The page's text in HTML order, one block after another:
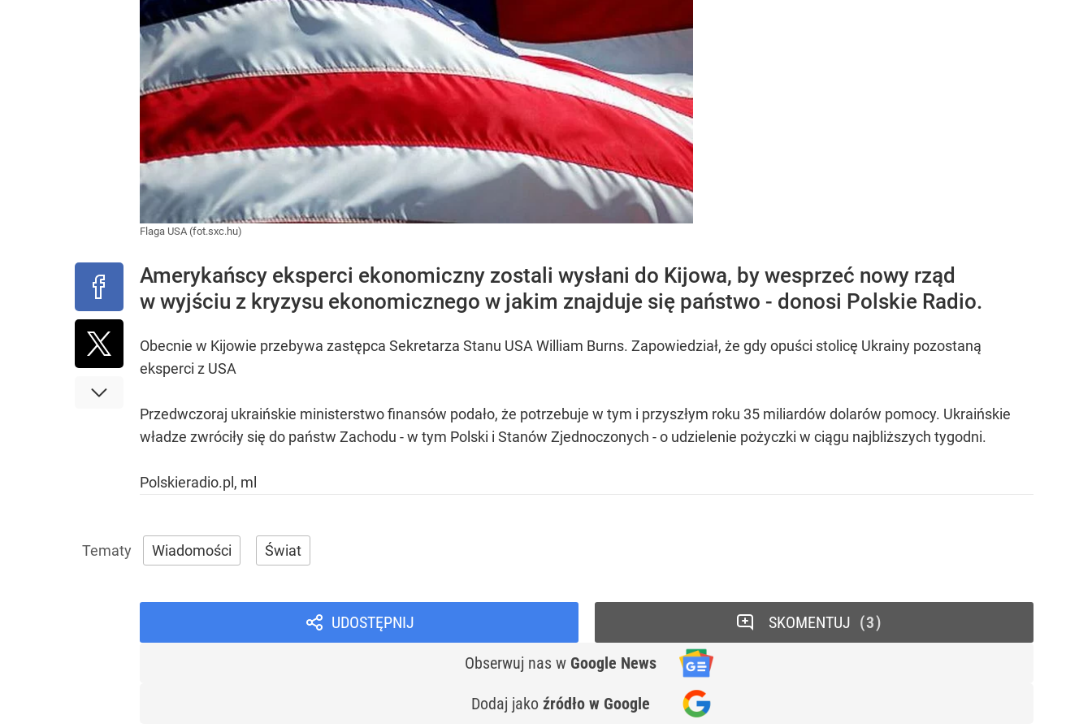
Flaga USA (fot.sxc.hu)
Amerykańscy eksperci ekonomiczny zostali wysłani do Kijowa, by wesprzeć nowy rząd
w wyjściu z kryzysu ekonomicznego w jakim znajduje się państwo - donosi Polskie Radio.
Obecnie w Kijowie przebywa zastępca Sekretarza Stanu USA William Burns. Zapowiedział, że gdy opuści stolicę Ukrainy pozostaną
eksperci z USA
Przedwczoraj ukraińskie ministerstwo finansów podało, że potrzebuje w tym i przyszłym roku 35 miliardów dolarów pomocy. Ukraińskie
władze zwróciły się do państw Zachodu - w tym Polski i Stanów Zjednoczonych - o udzielenie pożyczki w ciągu najbliższych tygodni.
Polskieradio.pl, ml
Wiadomości Świat
UDOSTĘPNIJ
Obserwuj nas w Google News
Dodaj jako źródło w Google
SKOMENTUJ 3